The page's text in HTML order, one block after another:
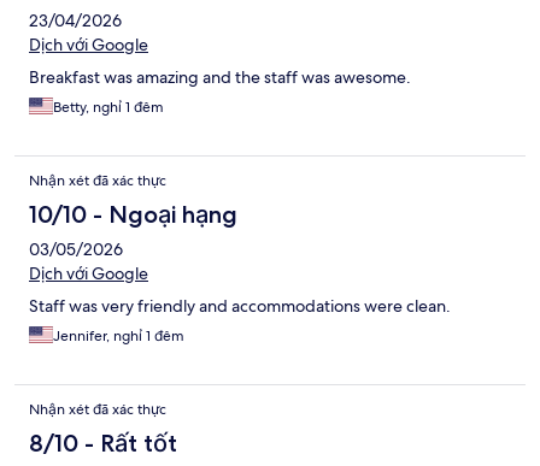
23/04/2026
Dịch với Google
Breakfast was amazing and the staff was awesome.
Betty, nghỉ 1 đêm
Nhận xét đã xác thực
10/10 - Ngoại hạng
03/05/2026
Dịch với Google
Staff was very friendly and accommodations were clean.
Jennifer, nghỉ 1 đêm
Nhận xét đã xác thực
8/10 - Rất tốt